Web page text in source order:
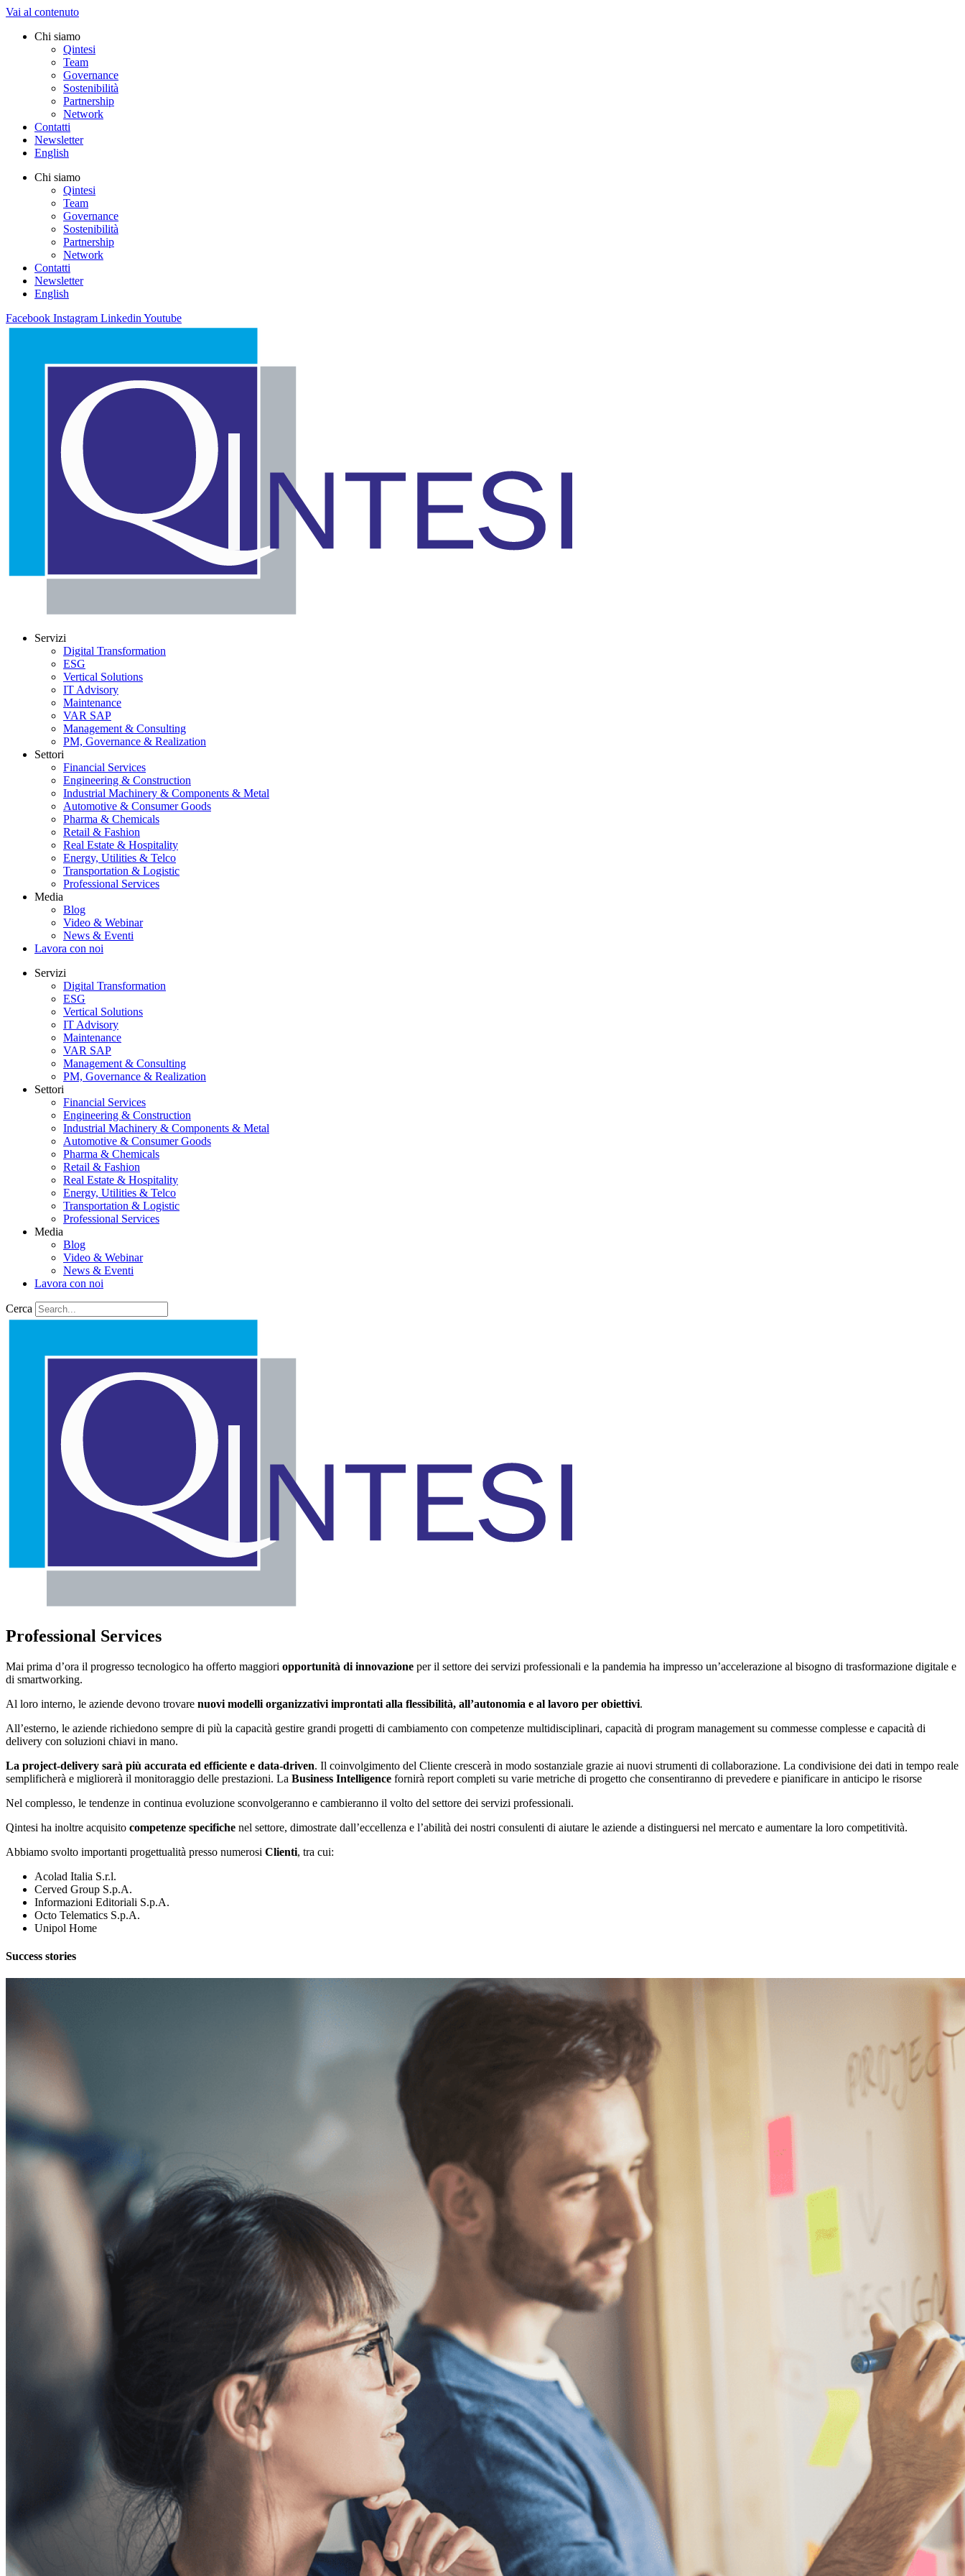
Vai al contenuto
Chi siamo
Qintesi
Team
Governance
Sostenibilità
Partnership
Network
Contatti
Newsletter
English
Chi siamo
Qintesi
Team
Governance
Sostenibilità
Partnership
Network
Contatti
Newsletter
English
Facebook Instagram Linkedin Youtube
Servizi
Digital Transformation
ESG
Vertical Solutions
IT Advisory
Maintenance
VAR SAP
Management & Consulting
PM, Governance & Realization
Settori
Financial Services
Engineering & Construction
Industrial Machinery & Components & Metal
Automotive & Consumer Goods
Pharma & Chemicals
Retail & Fashion
Real Estate & Hospitality
Energy, Utilities & Telco
Transportation & Logistic
Professional Services
Media
Blog
Video & Webinar
News & Eventi
Lavora con noi
Servizi
Digital Transformation
ESG
Vertical Solutions
IT Advisory
Maintenance
VAR SAP
Management & Consulting
PM, Governance & Realization
Settori
Financial Services
Engineering & Construction
Industrial Machinery & Components & Metal
Automotive & Consumer Goods
Pharma & Chemicals
Retail & Fashion
Real Estate & Hospitality
Energy, Utilities & Telco
Transportation & Logistic
Professional Services
Media
Blog
Video & Webinar
News & Eventi
Lavora con noi
Cerca
Professional Services
Mai prima d’ora il progresso tecnologico ha offerto maggiori opportunità di innovazione per il settore dei servizi professionali e la pandemia ha impresso un’accelerazione al bisogno di trasformazione digitale e
di smartworking.
Al loro interno, le aziende devono trovare nuovi modelli organizzativi improntati alla flessibilità, all’autonomia e al lavoro per obiettivi.
All’esterno, le aziende richiedono sempre di più la capacità gestire grandi progetti di cambiamento con competenze multidisciplinari, capacità di program management su commesse complesse e capacità di
delivery con soluzioni chiavi in mano.
La project-delivery sarà più accurata ed efficiente e data-driven. Il coinvolgimento del Cliente crescerà in modo sostanziale grazie ai nuovi strumenti di collaborazione. La condivisione dei dati in tempo reale
semplificherà e migliorerà il monitoraggio delle prestazioni. La Business Intelligence fornirà report completi su varie metriche di progetto che consentiranno di prevedere e pianificare in anticipo le risorse
Nel complesso, le tendenze in continua evoluzione sconvolgeranno e cambieranno il volto del settore dei servizi professionali.
Qintesi ha inoltre acquisito competenze specifiche nel settore, dimostrate dall’eccellenza e l’abilità dei nostri consulenti di aiutare le aziende a distinguersi nel mercato e aumentare la loro competitività.
Abbiamo svolto importanti progettualità presso numerosi Clienti, tra cui:
Acolad Italia S.r.l.
Cerved Group S.p.A.
Informazioni Editoriali S.p.A.
Octo Telematics S.p.A.
Unipol Home
Success stories